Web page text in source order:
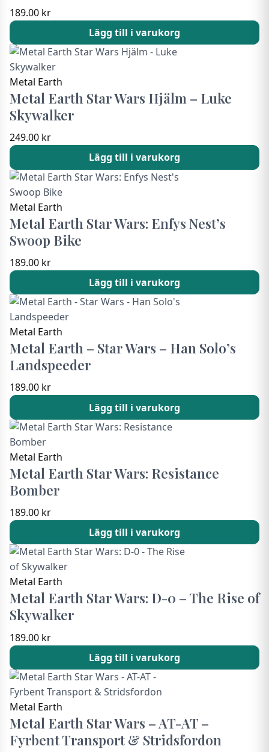
189.00 kr
Lägg till i varukorg
Metal Earth
Metal Earth Star Wars Hjälm – Luke
Skywalker
249.00 kr
Lägg till i varukorg
Metal Earth
Metal Earth Star Wars: Enfys Nest’s
Swoop Bike
189.00 kr
Lägg till i varukorg
Metal Earth
Metal Earth – Star Wars – Han Solo’s
Landspeeder
189.00 kr
Lägg till i varukorg
Metal Earth
Metal Earth Star Wars: Resistance
Bomber
189.00 kr
Lägg till i varukorg
Metal Earth
Metal Earth Star Wars: D-0 – The Rise of
Skywalker
189.00 kr
Lägg till i varukorg
Metal Earth
Metal Earth Star Wars – AT-AT –
Fyrbent Transport & Stridsfordon